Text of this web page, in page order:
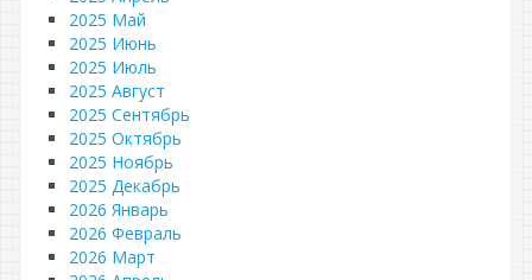
2025 Май
2025 Июнь
2025 Июль
2025 Август
2025 Сентябрь
2025 Октябрь
2025 Ноябрь
2025 Декабрь
2026 Январь
2026 Февраль
2026 Март